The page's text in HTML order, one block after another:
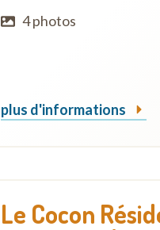
4 photos
plus d'informations
Le Cocon